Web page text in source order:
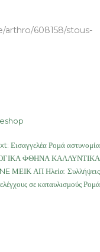
arthro/608158/stous-
eshop
Εισαγγελέα Ρομά αστυνομία
ΦΘΗΝΑ ΚΑΛΛΥΝΤΙΚΑ
ΜΕΙΚ ΑΠ Ηλεία: Συλλήψεις
σε καταυλισμούς Ρομά